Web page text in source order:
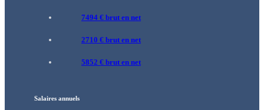
7494 € brut en net
2710 € brut en net
5852 € brut en net
Salaires annuels